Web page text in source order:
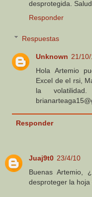
desprotegida.
Responder
Respuestas
Unknown 21/
Hola Artemio
Excel de el rsi,
la
Responder
Juaj9t0 23/4/10
Buenas Artemio,
desproteger la hoja